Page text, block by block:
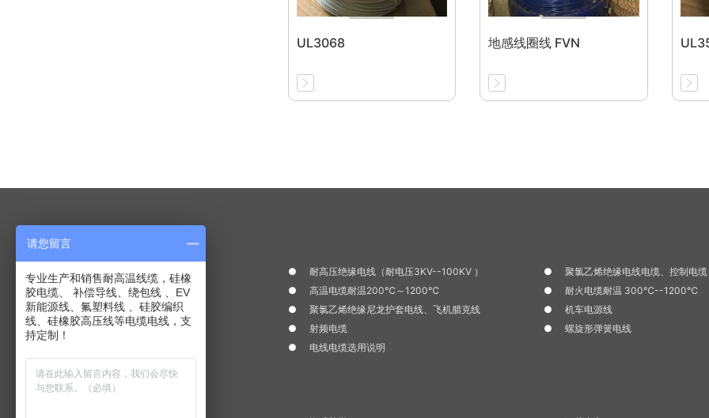
UL3068 地感线圈线 FVN
产品中心
氟塑料绝缘耐高温电线 耐高压绝缘电线（耐电压3KV--100KV ）
聚氯乙烯绝缘电线电缆、控制电缆
耐火电线耐温 300℃--1200℃
高温电缆耐温200℃～1200℃
耐火电缆耐温 300℃--1200℃
硅橡胶绝缘耐高温电线
聚氯乙烯绝缘尼龙护套电线、飞机腊克线
机车电源线
辐照交联线
射频电缆
螺旋形弹簧电线
电线电缆选用说明
快速链接
请您留言
专业生产和销售耐高温线缆，硅橡
胶电缆、 补偿导线、绕包线 、EV
新能源线、氟塑料线 、硅胶编织
线、硅橡胶高压线等电缆电线，支
持定制！